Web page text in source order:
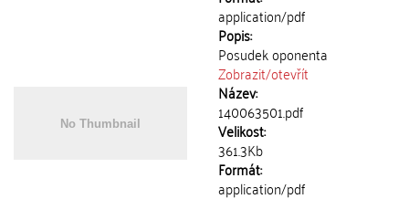
application/pdf
Popis:
Posudek oponenta
Zobrazit/otevřít
Název:
140063501.pdf
Velikost:
361.3Kb
Formát:
application/pdf